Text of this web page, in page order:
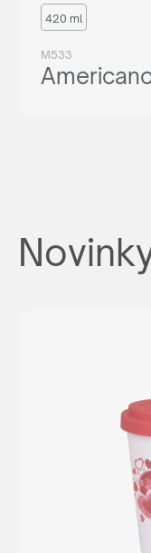
420 ml
M533